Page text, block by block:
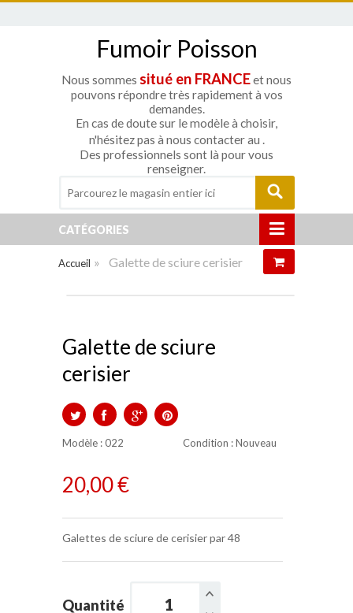
Fumoir Poisson
Nous sommes situé en FRANCEet nous
pouvons répondre très rapidement à vos
demandes.
En cas de doute sur le modèle à choisir,
n'hésitez pas à nous contacter au .
Des professionnels sont là pour vous
renseigner.
CATÉGORIES
Accueil » Galette de sciure cerisier
Agrandir
Galette de sciure
cerisier
Modèle :022 Condition : Nouveau
20,00 €
Galettes de sciure de cerisier par 48
Quantité